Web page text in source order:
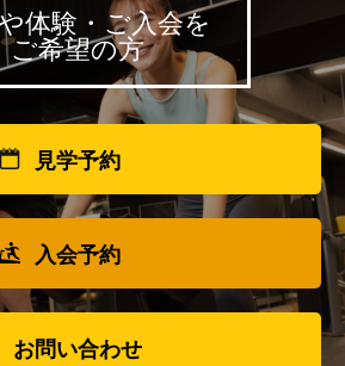
体験・ご入会を
ご希望の方
見学予約
入会予約
お問い合わせ